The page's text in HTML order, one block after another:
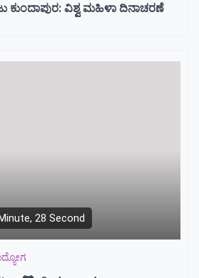
ಹೆಗ್ಡೆ ಕಾಲೇಜು ಕುಂದಾಪುರ: ವಿಶ್ವ ಮಹಿಳಾ ದಿನಾಚರಣೆ
28 Second